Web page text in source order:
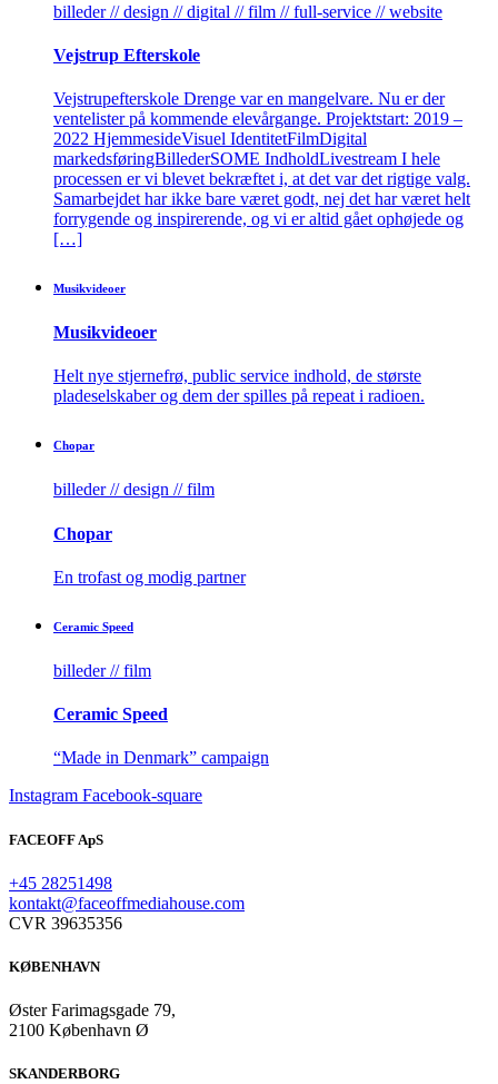
billeder // design // digital // film // full-service // website
Vej­strup Efter­skole
Vejstrupefterskole Drenge var en mangelvare. Nu er der
ventelister på kommende elevårgange. Projektstart: 2019 –
2022 HjemmesideVisuel IdentitetFilmDigital
markedsføringBillederSOME IndholdLivestream I hele
processen er vi blevet bekræftet i, at det var det rigtige valg.
Samarbejdet har ikke bare været godt, nej det har været helt
forrygende og inspirerende, og vi er altid gået ophøjede og
[…]
Musik­videoer
Musik­videoer
Helt nye stjernefrø, public service indhold, de største
pladeselskaber og dem der spilles på repeat i radioen.
Chopar
billeder // design // film
Chopar
En trofast og modig partner​
Ceramic­ Speed
billeder // film
Ceramic­ Speed
“Made in Denmark” campaign​
Instagram Facebook-square
FACEOFF ApS
+45 28251498
kontakt@faceoffmediahouse.com
CVR 39635356
KØBENHAVN
Øster Farimagsgade 79,
2100 København Ø
SKANDERBORG